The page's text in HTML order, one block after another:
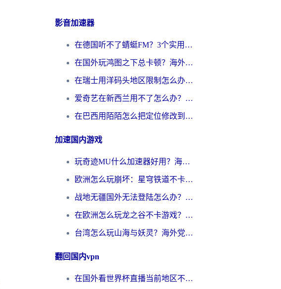
影音加速器
在德国听不了蜻蜓FM？3个实用技巧帮你解锁国内影音自由
在国外玩鸿图之下总卡顿？海外党追剧听歌的3个实用解决方案
在瑞士用洋码头地区限制怎么办？海外华人必看的回国加速全攻略
爱奇艺在新西兰用不了怎么办？海外党亲测有效的回国加速方案
在巴西用陌陌怎么把定位修改到中国国内？海外党必看的回国加速全攻略
加速国内游戏
玩奇迹MU什么加速器好用？海外党亲测：这款加速器让你告别延迟卡顿！
欧洲怎么玩崩坏：星穹铁道不卡？2026海外玩家国服游戏加速器终极攻略
战地无疆国外无法登陆怎么办？海外玩家国服畅玩终极指南（附欧服魔兽EVE加速方案）
在欧洲怎么玩龙之谷不卡游戏？2026海外党国服游戏加速全攻略
台湾怎么玩山海与妖灵？海外党国服游戏加速全攻略，告别延迟卡顿
翻回国内vpn
在国外看世界杯直播当前地区不可播放？海外党必看的回国加速全攻略